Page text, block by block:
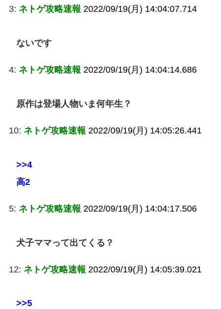
3: ネトゲ攻略速報 2022/09/19(月) 14:04:07.714
ないです
4: ネトゲ攻略速報 2022/09/19(月) 14:04:14.686
原作は登場人物いま何年生？
10: ネトゲ攻略速報 2022/09/19(月) 14:05:26.441
>>4
高2
5: ネトゲ攻略速報 2022/09/19(月) 14:04:17.506
犬子ママって出てくる？
12: ネトゲ攻略速報 2022/09/19(月) 14:05:39.021
>>5